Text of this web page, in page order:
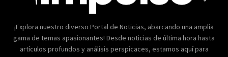
¡Explora nuestro diverso Portal de Noticias, abarcando una amplia
gama de temas apasionantes! Desde noticias de última hora hasta
artículos profundos y análisis perspicaces, estamos aquí para